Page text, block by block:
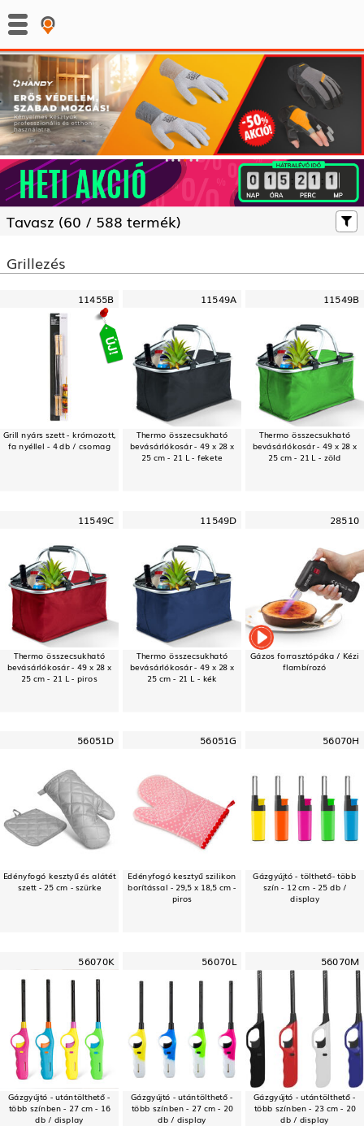
: :
Tavasz (60 / 588 termék)
Grillezés
11455B
Grill nyárs szett - krómozott,
fa nyéllel - 4 db / csomag
11549A
Thermo összecsukható
bevásárlókosár - 49 x 28 x
25 cm - 21 L - fekete
11549B
Thermo összecsukható
bevásárlókosár - 49 x 28 x
25 cm - 21 L - zöld
11549C
Thermo összecsukható
bevásárlókosár - 49 x 28 x
25 cm - 21 L - piros
11549D
Thermo összecsukható
bevásárlókosár - 49 x 28 x
25 cm - 21 L - kék
28510
Gázos forrasztópáka / Kézi
flambírozó
56051D
Edényfogó kesztyű és alátét
szett - 25 cm - szürke
56051G
Edényfogó kesztyű szilikon
borítással - 29,5 x 18,5 cm -
piros
56070H
Gázgyújtó - tölthető- több
szín - 12 cm - 25 db /
display
56070K
Gázgyújtó - utántölthető -
több színben - 27 cm - 16
db / display
56070L
Gázgyújtó - utántölthető -
több színben - 27 cm - 20
db / display
56070M
Gázgyújtó - utántölthető -
több színben - 23 cm - 20
db / display